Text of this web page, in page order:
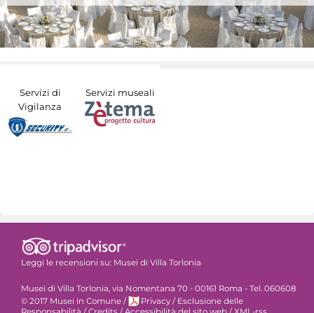
Servizi di
Vigilanza
Servizi museali
Leggi le recensioni su: Musei di Villa Torlonia
Musei di Villa Torlonia, via Nomentana 70 - 00161 Roma - Tel. 060608
© 2017 Musei in Comune / Privacy / Esclusione delle